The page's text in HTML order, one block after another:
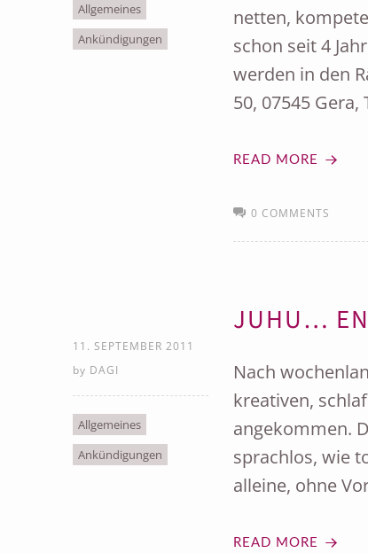
Allgemeines
Ankündigungen
netten,
schon seit 4
werden in den
50, 07545
READ MORE
0 COMMENTS
11. SEPTEMBER 2011
by DAGI
Allgemeines
Ankündigungen
JUHU…
Nach
kreativen,
angekommen.
sprachlos, wie
alleine, ohne
READ MORE